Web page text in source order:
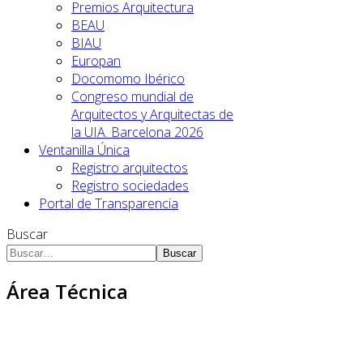
Premios Arquitectura
BEAU
BIAU
Europan
Docomomo Ibérico
Congreso mundial de
Arquitectos y Arquitectas de
la UIA. Barcelona 2026
Ventanilla Única
Registro arquitectos
Registro sociedades
Portal de Transparencia
Buscar
Buscar
Área Técnica